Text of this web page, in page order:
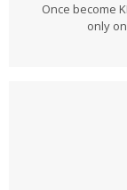
Once become
only